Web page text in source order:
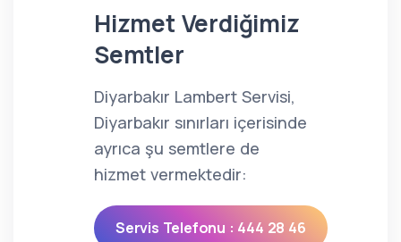
Hizmet Verdiğimiz
Semtler
Diyarbakır Lambert Servisi,
Diyarbakır sınırları içerisinde
ayrıca şu semtlere de
hizmet vermektedir:
Servis Telefonu : 444 28 46